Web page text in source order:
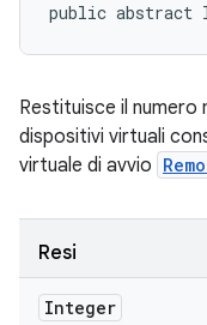
public abstract
Restituisce il numero
dispositivi virtuali
virtuale di avvio
Resi
Integer